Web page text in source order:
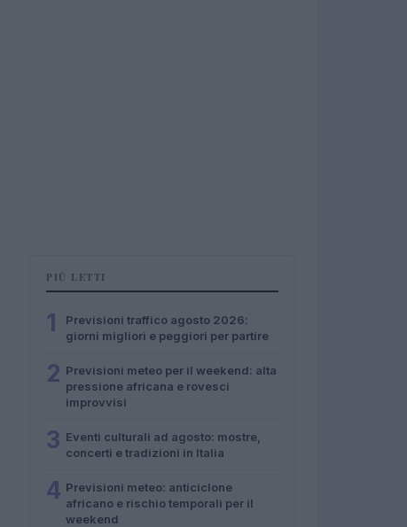
PIÙ LETTI
1
Previsioni traffico agosto 2026:
giorni migliori e peggiori per partire
2 Previsioni meteo per il weekend: alta
pressione africana e rovesci
improvvisi
3 Eventi culturali ad agosto: mostre,
concerti e tradizioni in Italia
4 Previsioni meteo: anticiclone
africano e rischio temporali per il
weekend